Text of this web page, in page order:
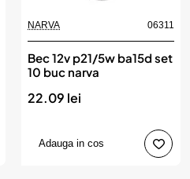
NARVA 06311
Bec 12v p21/5w ba15d set
10 buc narva
22.09 lei
Adauga in cos